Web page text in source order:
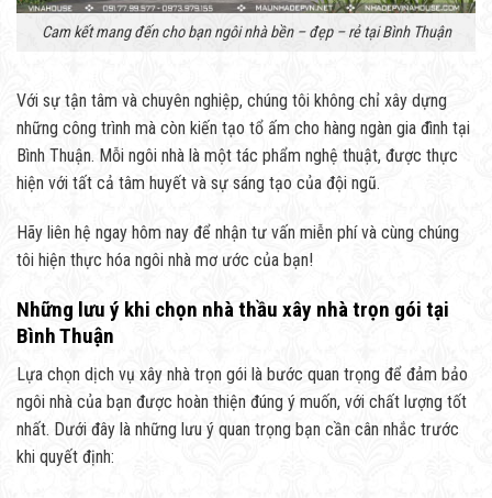
Cam kết mang đến cho bạn ngôi nhà bền – đẹp – rẻ tại Bình Thuận
Với sự tận tâm và chuyên nghiệp, chúng tôi không chỉ xây dựng
những công trình mà còn kiến tạo tổ ấm cho hàng ngàn gia đình tại
Bình Thuận. Mỗi ngôi nhà là một tác phẩm nghệ thuật, được thực
hiện với tất cả tâm huyết và sự sáng tạo của đội ngũ.
Hãy liên hệ ngay hôm nay để nhận tư vấn miễn phí và cùng chúng
tôi hiện thực hóa ngôi nhà mơ ước của bạn!
Những lưu ý khi chọn nhà thầu xây nhà trọn gói tại
Bình Thuận
Lựa chọn dịch vụ xây nhà trọn gói là bước quan trọng để đảm bảo
ngôi nhà của bạn được hoàn thiện đúng ý muốn, với chất lượng tốt
nhất. Dưới đây là những lưu ý quan trọng bạn cần cân nhắc trước
khi quyết định: